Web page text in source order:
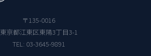
〒135-0016
東京都江東区東陽3丁目3-1
TEL: 03-3645-9891